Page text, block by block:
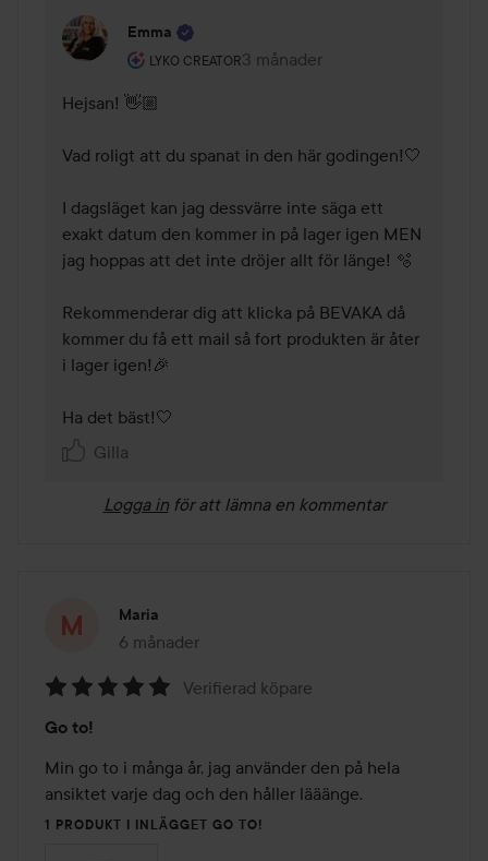
Emma
LYKO CREATOR
Användarens roll: Lyko Creator.
3 månader
Kommentaren lades 3 månader
Hejsan! 👋🏼
Vad roligt att du spanat in den här godingen!🤍
I dagsläget kan jag dessvärre inte säga ett
exakt datum den kommer in på lager igen MEN
jag hoppas att det inte dröjer allt för länge! 🫧
Rekommenderar dig att klicka på BEVAKA då
kommer du få ett mail så fort produkten är åter
i lager igen!🎉
Ha det bäst!🤍
Gilla
Logga in för att lämna en kommentar
Maria
6 månader
Inlägget skapades 6 månader
5
av
5
Verifierad köpare
Go to!
Min go to i många år, jag använder den på hela
ansiktet varje dag och den håller lääänge.
1 PRODUKT I INLÄGGET GO TO!